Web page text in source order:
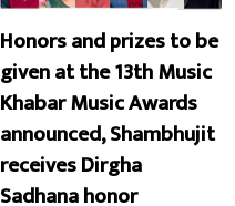
Honors and prizes to be
given at the 13th Music
Khabar Music Awards
announced, Shambhujit
receives Dirgha
Sadhana honor